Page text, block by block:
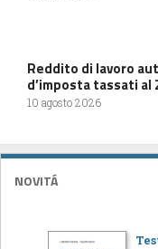
Reddito di lavoro
d’imposta tassati al
10 agosto 2026
NOVITÁ